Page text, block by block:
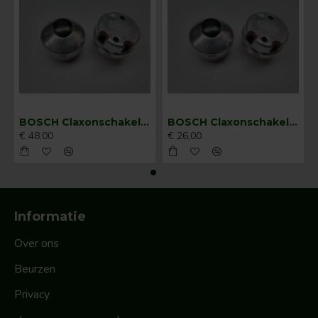
BOSCH Claxonschakelaar opbouw ⌀ 35 mm 0343013001
€ 48,00
BOSCH Claxonschakelaar opbouw ⌀26 mm 0343007001
€ 26,00
Informatie
Over ons
Beurzen
Privacy